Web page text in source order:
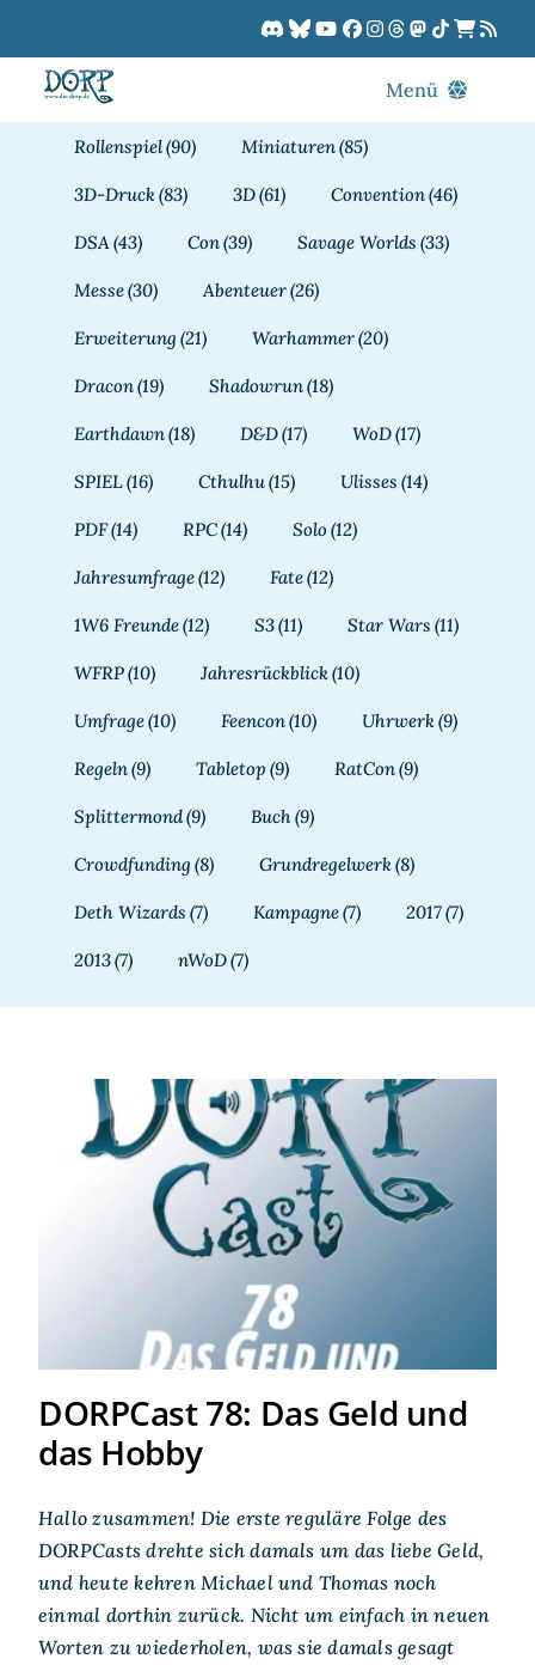
springen
Menü
Rollenspiel(90) Miniaturen(85)
3D-Druck(83) 3D(61) Convention(46)
DSA (43) Con(39) Savage Worlds (33)
Messe(30) Abenteuer(26)
Erweiterung (21) Warhammer(20)
Dracon(19) Shadowrun(18)
Earthdawn(18) D&D(17) WoD(17)
SPIEL(16) Cthulhu(15) Ulisses (14)
PDF(14) RPC(14) Solo(12)
Jahresumfrage(12) Fate(12)
1W6 Freunde(12) S3(11) Star Wars (11)
WFRP(10) Jahresrückblick(10)
Umfrage(10) Feencon(10) Uhrwerk(9)
Regeln(9) Tabletop (9) RatCon(9)
Splittermond(9) Buch(9)
Crowdfunding (8) Grundregelwerk(8)
Deth Wizards (7) Kampagne(7) 2017(7)
2013(7) nWoD(7)
DORPCast 78: Das Geld und
das Hobby
DORPCast 78: Das Geld und
das Hobby
Hallo zusammen! Die erste reguläre Folge des
DORPCasts drehte sich damals um das liebe Geld,
und heute kehren Michael und Thomas noch
einmal dorthin zurück. Nicht um einfach in neuen
Worten zu wiederholen, was sie damals gesagt